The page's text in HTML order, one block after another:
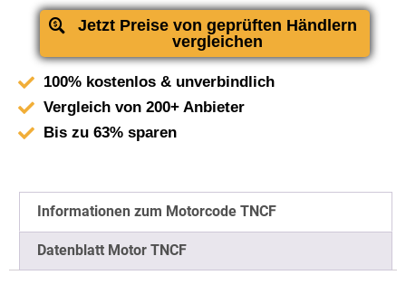
Jetzt Preise von geprüften Händlern
vergleichen
100% kostenlos & unverbindlich
Vergleich von 200+ Anbieter
Bis zu 63% sparen
Informationen zum Motorcode TNCF
Datenblatt Motor TNCF